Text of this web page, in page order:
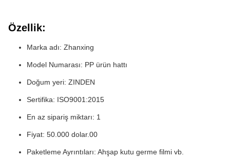
Özellik:
Marka adı: Zhanxing
Model Numarası: PP ürün hattı
Doğum yeri: ZINDEN
Sertifika: ISO9001:2015
En az sipariş miktarı: 1
Fiyat: 50.000 dolar.00
Paketleme Ayrıntıları: Ahşap kutu germe filmi vb.